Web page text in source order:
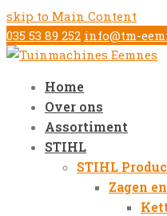
skip to Main Content
035 53 89 252 info@tm-
Home
Over ons
Assortiment
STIHL
STIHL
Zagen